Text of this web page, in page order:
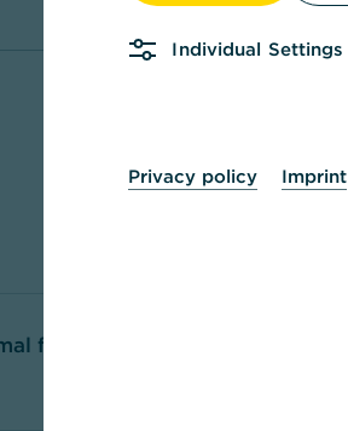
falsch eingegeben
Individual Settings
Privacy policy Imprint